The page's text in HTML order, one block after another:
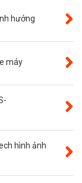
hưởng
máy
hình ảnh